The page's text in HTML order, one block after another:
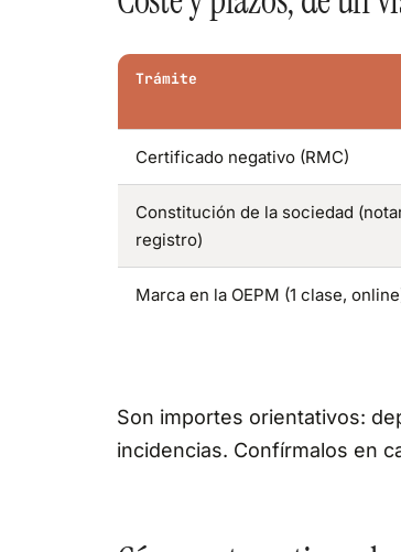
Trámite
Certificado negativo (RMC)
Constitución de la sociedad
registro)
Marca en la OEPM (1 clase,
Son importes orientativos:
incidencias. Confírmalos en